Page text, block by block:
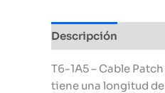
Descripción
T6-1A5 – Cable
tiene una longitud